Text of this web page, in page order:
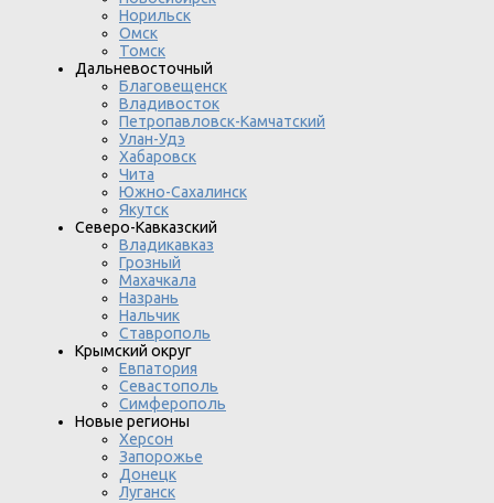
Норильск
Омск
Томск
Дальневосточный
Благовещенск
Владивосток
Петропавловск-Камчатский
Улан-Удэ
Хабаровск
Чита
Южно-Сахалинск
Якутск
Северо-Кавказский
Владикавказ
Грозный
Махачкала
Назрань
Нальчик
Ставрополь
Крымский округ
Евпатория
Севастополь
Симферополь
Новые регионы
Херсон
Запорожье
Донецк
Луганск